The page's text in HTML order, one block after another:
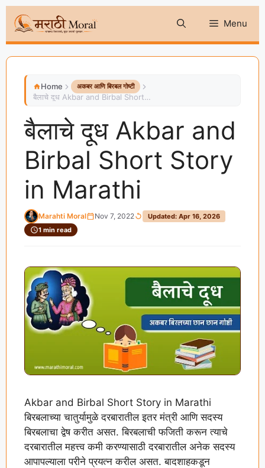
Skip
to
content
Menu
Home अकबर आणि बिरबल गोष्टी
बैलाचे दूध Akbar and Birbal Short Story in Marathi
बैलाचे दूध Akbar and
Birbal Short Story
in Marathi
Marahti Moral Nov 7, 2022
Updated: Apr 16, 2026
1 min read
Akbar and Birbal Short Story in Marathi
बिरबलाच्या चातुर्यामुळे दरबारातील इतर मंत्री आणि सदस्य
बिरबलाचा द्वेष करीत असत. बिरबलाची फजिती करून त्याचे
दरबारातील महत्त्व कमी करण्यासाठी दरबारातील अनेक सदस्य
आपापल्याला परीने प्रयत्न करील असत. बादशाहकडून